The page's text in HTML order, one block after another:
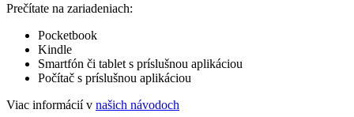
Prečítate na zariadeniach:
Pocketbook
Kindle
Smartfón či tablet s príslušnou aplikáciou
Počítač s príslušnou aplikáciou
Viac informácií v našich návodoch